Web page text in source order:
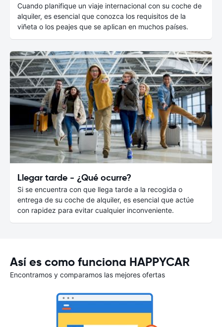
Cuando planifique un viaje internacional con su coche de
alquiler, es esencial que conozca los requisitos de la
viñeta o los peajes que se aplican en muchos países.
Llegar tarde - ¿Qué ocurre?
Si se encuentra con que llega tarde a la recogida o
entrega de su coche de alquiler, es esencial que actúe
con rapidez para evitar cualquier inconveniente.
Así es como funciona HAPPYCAR
Encontramos y comparamos las mejores ofertas